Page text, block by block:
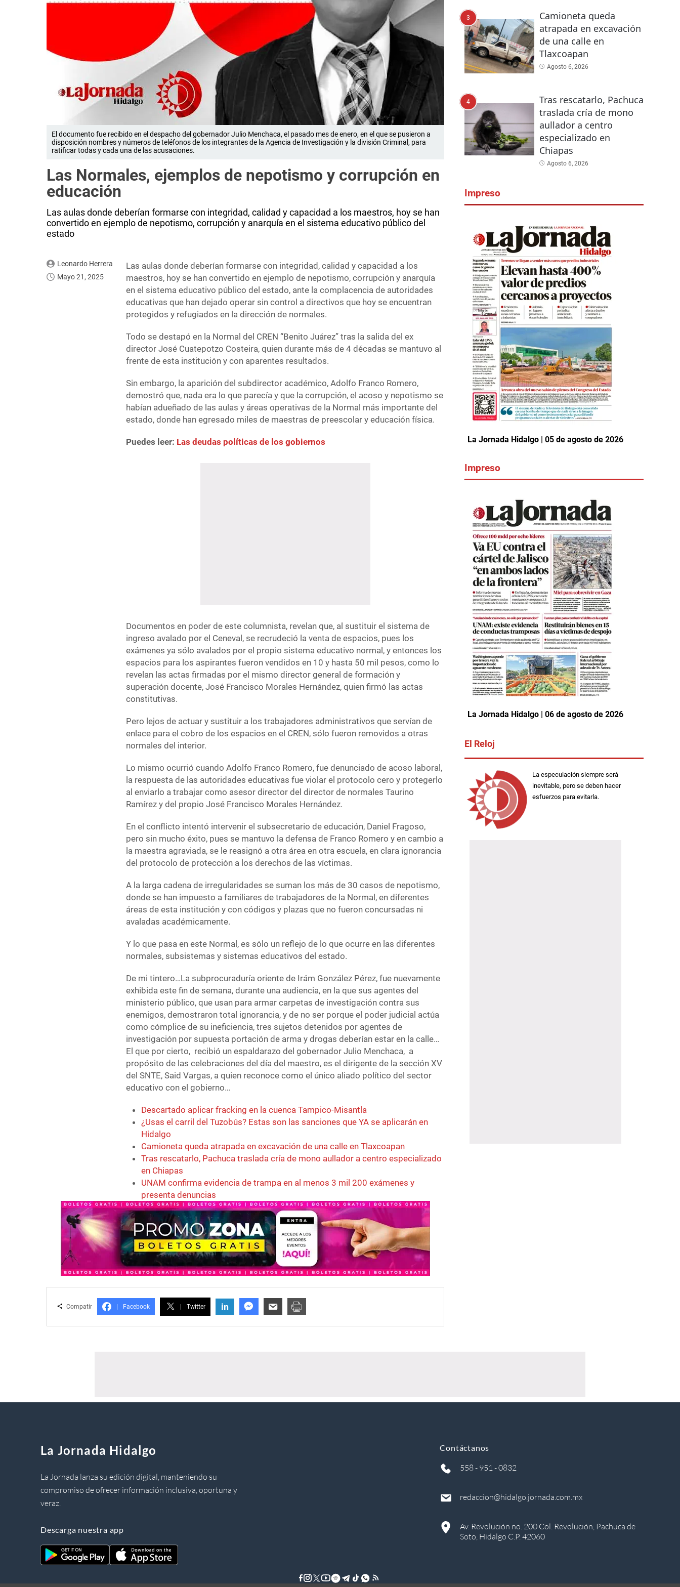
El documento fue recibido en el despacho del gobernador Julio Menchaca, el pasado mes de enero, en el que se pusieron a
disposición nombres y números de teléfonos de los integrantes de la Agencia de Investigación y la división Criminal, para
ratificar todas y cada una de las acusaciones.
Las Normales, ejemplos de nepotismo y corrupción en
educación
Las aulas donde deberían formarse con integridad, calidad y capacidad a los maestros, hoy se han
convertido en ejemplo de nepotismo, corrupción y anarquía en el sistema educativo público del
estado
Leonardo Herrera
Mayo 21, 2025
Las aulas donde deberían formarse con integridad, calidad y capacidad a los
maestros, hoy se han convertido en ejemplo de nepotismo, corrupción y anarquía
en el sistema educativo público del estado, ante la complacencia de autoridades
educativas que han dejado operar sin control a directivos que hoy se encuentran
protegidos y refugiados en la dirección de normales.
Todo se destapó en la Normal del CREN “Benito Juárez” tras la salida del ex
director José Cuatepotzo Costeira, quien durante más de 4 décadas se mantuvo al
frente de esta institución y con aparentes resultados.
Sin embargo, la aparición del subdirector académico, Adolfo Franco Romero,
demostró que, nada era lo que parecía y que la corrupción, el acoso y nepotismo se
habían adueñado de las aulas y áreas operativas de la Normal más importante del
estado, donde han egresado miles de maestras de preescolar y educación física.
Puedes leer: Las deudas políticas de los gobiernos
Documentos en poder de este columnista, revelan que, al sustituir el sistema de
ingreso avalado por el Ceneval, se recrudeció la venta de espacios, pues los
exámenes ya sólo avalados por el propio sistema educativo normal, y entonces los
espacios para los aspirantes fueron vendidos en 10 y hasta 50 mil pesos, como lo
revelan las actas firmadas por el mismo director general de formación y
superación docente, José Francisco Morales Hernández, quien firmó las actas
constitutivas.
Pero lejos de actuar y sustituir a los trabajadores administrativos que servían de
enlace para el cobro de los espacios en el CREN, sólo fueron removidos a otras
normales del interior.
Lo mismo ocurrió cuando Adolfo Franco Romero, fue denunciado de acoso laboral,
la respuesta de las autoridades educativas fue violar el protocolo cero y protegerlo
al enviarlo a trabajar como asesor director del director de normales Taurino
Ramírez y del propio José Francisco Morales Hernández.
En el conflicto intentó intervenir el subsecretario de educación, Daniel Fragoso,
pero sin mucho éxito, pues se mantuvo la defensa de Franco Romero y en cambio a
la maestra agraviada, se le reasignó a otra área en otra escuela, en clara ignorancia
del protocolo de protección a los derechos de las víctimas.
A la larga cadena de irregularidades se suman los más de 30 casos de nepotismo,
donde se han impuesto a familiares de trabajadores de la Normal, en diferentes
áreas de esta institución y con códigos y plazas que no fueron concursadas ni
avaladas académicamente.
Y lo que pasa en este Normal, es sólo un reflejo de lo que ocurre en las diferentes
normales, subsistemas y sistemas educativos del estado.
De mi tintero…La subprocuraduría oriente de Irám González Pérez, fue nuevamente
exhibida este fin de semana, durante una audiencia, en la que sus agentes del
ministerio público, que usan para armar carpetas de investigación contra sus
enemigos, demostraron total ignorancia, y de no ser porque el poder judicial actúa
como cómplice de su ineficiencia, tres sujetos detenidos por agentes de
investigación por supuesta portación de arma y drogas deberían estar en la calle…
El que por cierto, recibió un espaldarazo del gobernador Julio Menchaca, a
propósito de las celebraciones del día del maestro, es el dirigente de la sección XV
del SNTE, Said Vargas, a quien reconoce como el único aliado político del sector
educativo con el gobierno…
Descartado aplicar fracking en la cuenca Tampico-Misantla
¿Usas el carril del Tuzobús? Estas son las sanciones que YA se aplicarán en
Hidalgo
Camioneta queda atrapada en excavación de una calle en Tlaxcoapan
Tras rescatarlo, Pachuca traslada cría de mono aullador a centro especializado
en Chiapas
UNAM confirma evidencia de trampa en al menos 3 mil 200 exámenes y
presenta denuncias
Compatir Facebook Twitter in
3
Camioneta queda
atrapada en excavación
de una calle en
Tlaxcoapan
Agosto 6, 2026
4
Tras rescatarlo, Pachuca
traslada cría de mono
aullador a centro
especializado en
Chiapas
Agosto 6, 2026
Impreso
La Jornada Hidalgo | 05 de agosto de 2026
Impreso
La Jornada Hidalgo | 06 de agosto de 2026
El Reloj
La especulación siempre será
inevitable, pero se deben hacer
esfuerzos para evitarla.
La Jornada Hidalgo
La Jornada lanza su edición digital, manteniendo su
compromiso de ofrecer información inclusiva, oportuna y
veraz.
Descarga nuestra app
Contáctanos
558 - 951 - 0832
redaccion@hidalgo.jornada.com.mx
Av. Revolución no. 200 Col. Revolución, Pachuca de
Soto, Hidalgo C.P. 42060